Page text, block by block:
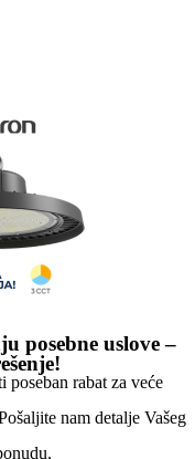
posebne uslove –
poseban rabat za veće
nam detalje Vašeg